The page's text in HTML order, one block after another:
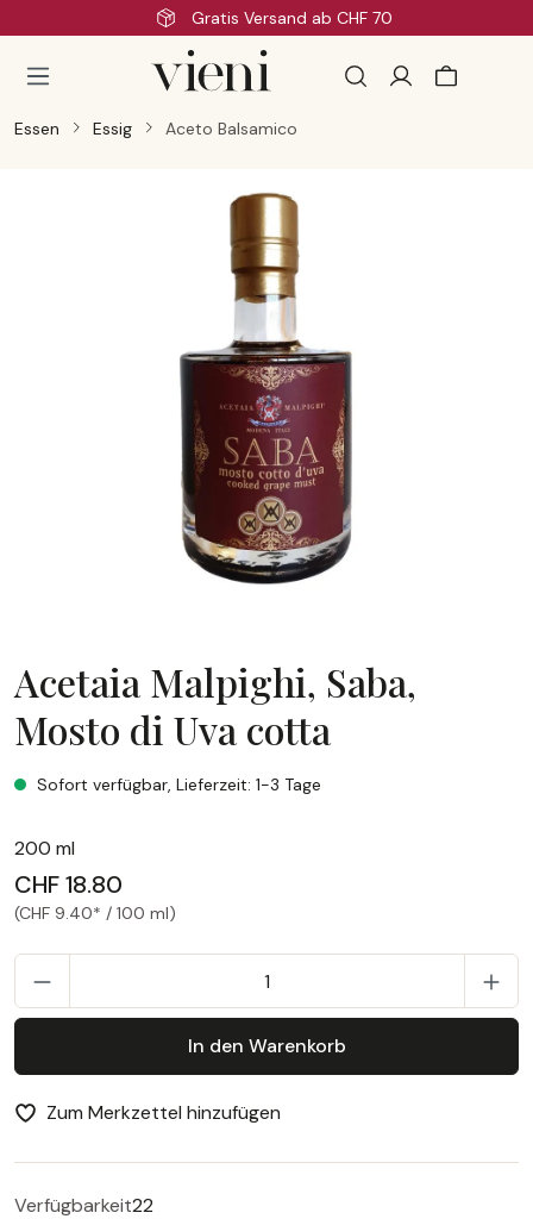
Zum Hauptinhalt springen Schnelle Lieferung
Essen Essig Aceto Balsamico
Bildergalerie überspringen
Acetaia Malpighi, Saba,
Mosto di Uva cotta
Acetaia Malpighi, Saba, Mosto di Uva cotta
Sofort verfügbar, Lieferzeit: 1-3 Tage
200 ml
CHF 18.80
(CHF 9.40* / 100 ml)
In den Warenkorb
Zum Merkzettel hinzufügen
Verfügbarkeit22